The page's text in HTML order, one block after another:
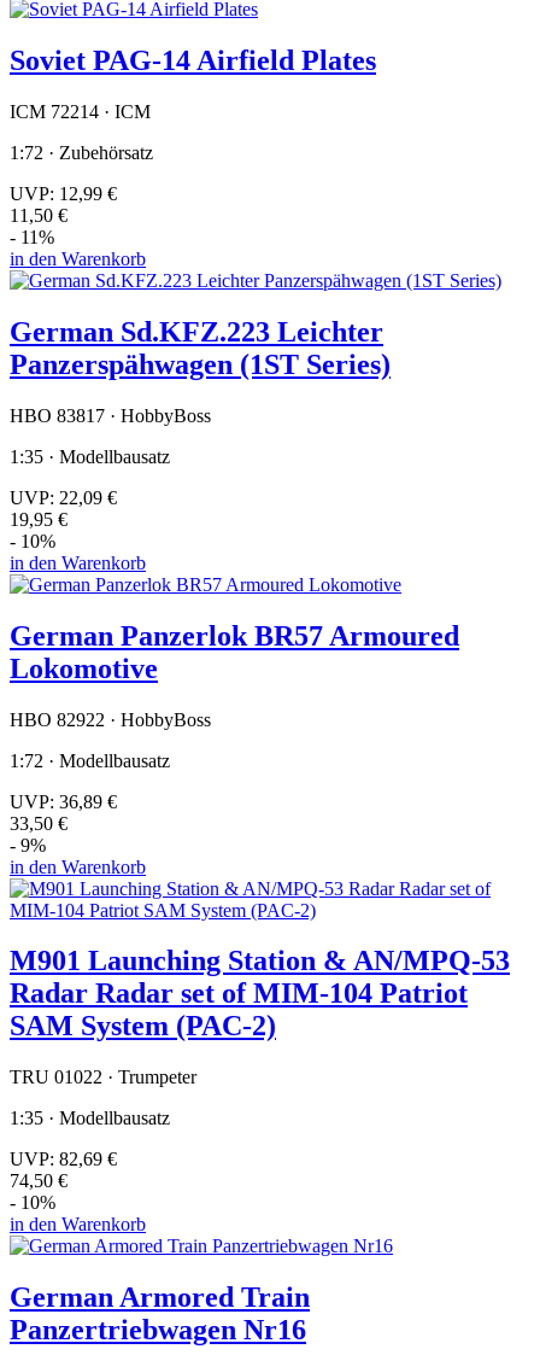
Soviet PAG-14 Airfield Plates
ICM 72214 · ICM
1:72 · Zubehörsatz
UVP: 12,99 €
11,50 €
- 11%
in den Warenkorb
German Sd.KFZ.223 Leichter
Panzerspähwagen (1ST Series)
HBO 83817 · HobbyBoss
1:35 · Modellbausatz
UVP: 22,09 €
19,95 €
- 10%
in den Warenkorb
German Panzerlok BR57 Armoured
Lokomotive
HBO 82922 · HobbyBoss
1:72 · Modellbausatz
UVP: 36,89 €
33,50 €
- 9%
in den Warenkorb
M901 Launching Station & AN/MPQ-53
Radar Radar set of MIM-104 Patriot
SAM System (PAC-2)
TRU 01022 · Trumpeter
1:35 · Modellbausatz
UVP: 82,69 €
74,50 €
- 10%
in den Warenkorb
German Armored Train
Panzertriebwagen Nr16